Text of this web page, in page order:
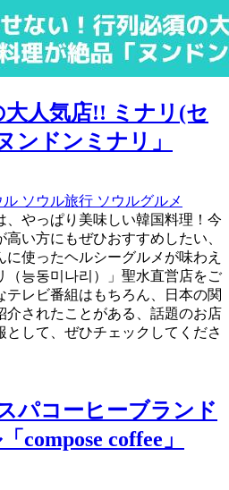
人気店!! ミナリ(セ
ンドンミナリ」
ル ソウル旅行 ソウルグルメ
、やっぱり美味しい韓国料理！今
い方にもぜひおすすめしたい、
に使ったヘルシーグルメが味わえ
（능동미나리）」聖水直営店をご
レビ番組はもちろん、日本の関
介されたことがある、話題のお店
として、ぜひチェックしてくださ
パコーヒーブランド
compose coffee」